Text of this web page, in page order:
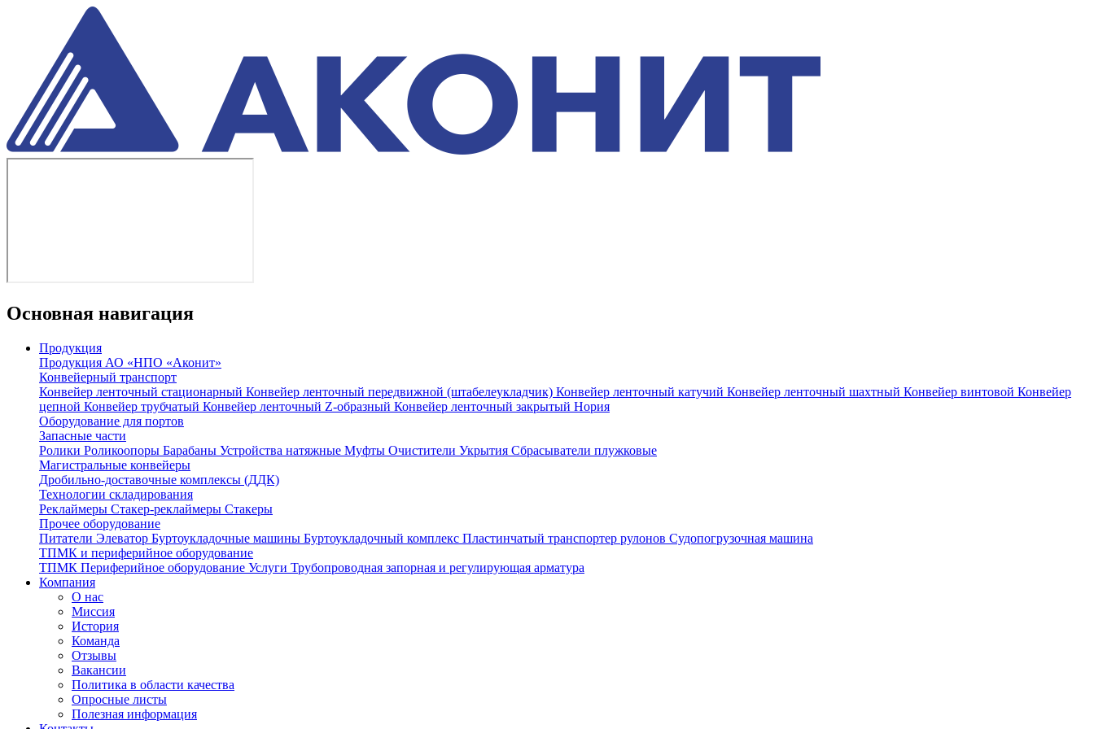
Основная навигация
Продукция
Продукция АО «НПО «Аконит»
Конвейерный транспорт
Конвейер ленточный стационарный Конвейер ленточный передвижной (штабелеукладчик) Конвейер ленточный катучий Конвейер ленточный шахтный Конвейер винтовой Конвейер
цепной Конвейер трубчатый Конвейер ленточный Z-образный Конвейер ленточный закрытый Нория
Оборудование для портов
Запасные части
Ролики Роликоопоры Барабаны Устройства натяжные Муфты Очистители Укрытия Сбрасыватели плужковые
Магистральные конвейеры
Дробильно-доставочные комплексы (ДДК)
Технологии складирования
Реклаймеры Стакер-реклаймеры Стакеры
Прочее оборудование
Питатели Элеватор Буртоукладочные машины Буртоукладочный комплекс Пластинчатый транспортер рулонов Судопогрузочная машина
ТПМК и периферийное оборудование
ТПМК Периферийное оборудование Услуги Трубопроводная запорная и регулирующая арматура
Компания
О нас
Миссия
История
Команда
Отзывы
Вакансии
Политика в области качества
Опросные листы
Полезная информация